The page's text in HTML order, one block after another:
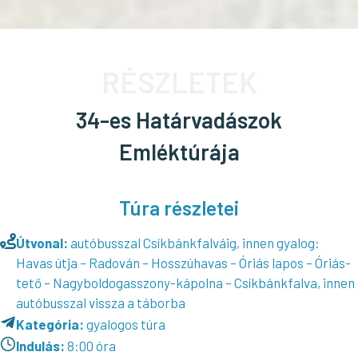
34-es Határvadászok
Emléktúrája
Túra részletei
Útvonal: autóbusszal Csíkbánkfalváig, innen gyalog:
Havas útja – Radován – Hosszúhavas – Óriás lapos – Óriás-
tető – Nagyboldogasszony-kápolna – Csíkbánkfalva, innen
autóbusszal vissza a táborba
Kategória: gyalogos túra
Indulás: 8:00 óra